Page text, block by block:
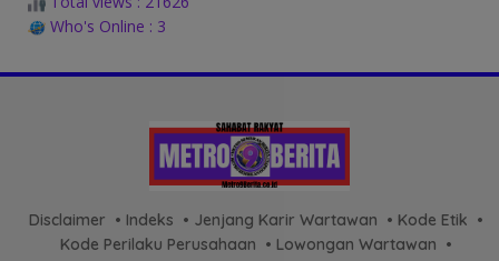
Who's Online : 3
Disclaimer Indeks Jenjang Karir Wartawan
Kode Etik
Kode Perilaku Perusahaan
Lowongan Wartawan